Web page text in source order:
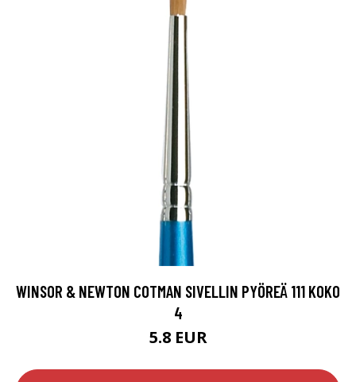
WINSOR & NEWTON COTMAN SIVELLIN PYÖREÄ 111 KOKO
4
5.8 EUR